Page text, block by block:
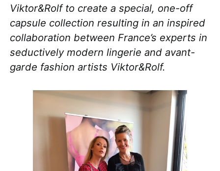
Viktor&Rolf to create a special, one-off
capsule collection resulting in an inspired
collaboration between France’s experts in
seductively modern lingerie and avant-
garde fashion artists Viktor&Rolf.